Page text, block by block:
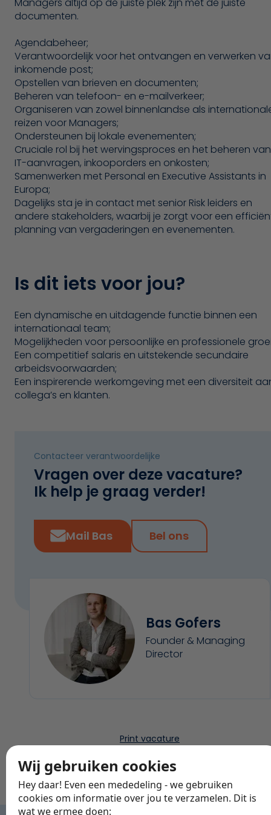
Wij gebruiken cookies
Hey daar! Even een mededeling - we gebruiken
cookies om informatie over jou te verzamelen. Dit is
wat we ermee doen:
documenten.
Agendabeheer;
Verantwoordelijk voor het ontvangen en verwerken
inkomende post;
Opstellen van brieven en documenten;
Beheren van telefoon- en e-mailverkeer;
Organiseren van zowel binnenlandse als
reizen voor Managers;
Ondersteunen bij lokale evenementen;
Cruciale rol bij het wervingsproces en het beheren van
IT-aanvragen, inkooporders en onkosten;
Samenwerken met Personal en Executive Assistants in
Europa;
Dagelijks sta je in contact met senior Risk leiders en
andere stakeholders, waarbij je zorgt voor een
planning van vergaderingen en evenementen.
Is dit iets voor jou?
Een dynamische en uitdagende functie binnen een
internationaal team;
Mogelijkheden voor persoonlijke en professionele
Een competitief salaris en uitstekende secundaire
arbeidsvoorwaarden;
Een inspirerende werkomgeving met een diversiteit
collega’s en klanten.
Contacteer verantwoordelijke
Vragen over deze vacature?
Ik help je graag verder!
Mail Bas Bel ons
Bas Gofers
Founder & Managing
Director
Print vacature
Deel via